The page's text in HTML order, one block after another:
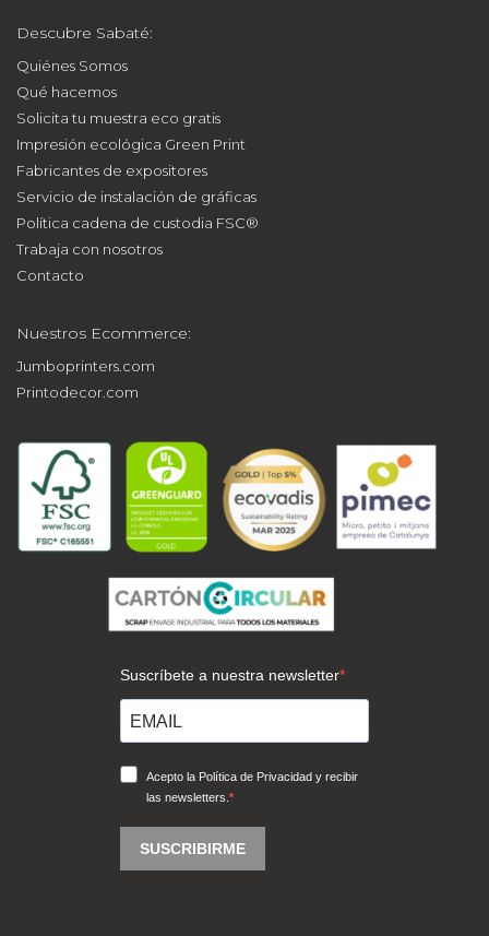
Descubre Sabaté:
Quiénes Somos
Qué hacemos
Solicita tu muestra eco gratis
Impresión ecológica Green Print
Fabricantes de expositores
Servicio de instalación de gráficas
Política cadena de custodia FSC®
Trabaja con nosotros
Contacto
Nuestros Ecommerce:
Jumboprinters.com
Printodecor.com